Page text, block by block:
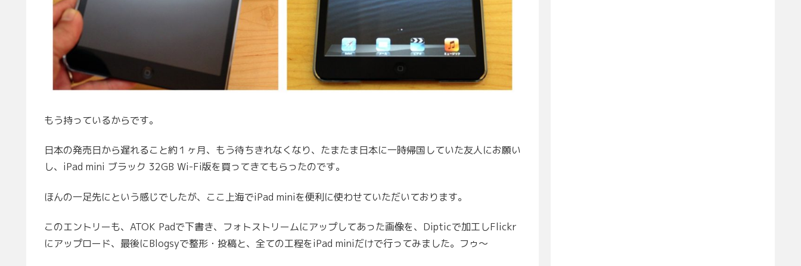
もう持っているからです。
日本の発売日から遅れること約１ヶ月、もう待ちきれなくなり、たまたま日本に一時帰国していた友人にお願い
し、iPad mini ブラック 32GB Wi-Fi版を買ってきてもらったのです。
ほんの一足先にという感じでしたが、ここ上海でiPad miniを便利に使わせていただいております。
このエントリーも、ATOK Padで下書き、フォトストリームにアップしてあった画像を、Dipticで加工しFlickr
にアップロード、最後にBlogsyで整形・投稿と、全ての工程をiPad miniだけで行ってみました。フゥ〜